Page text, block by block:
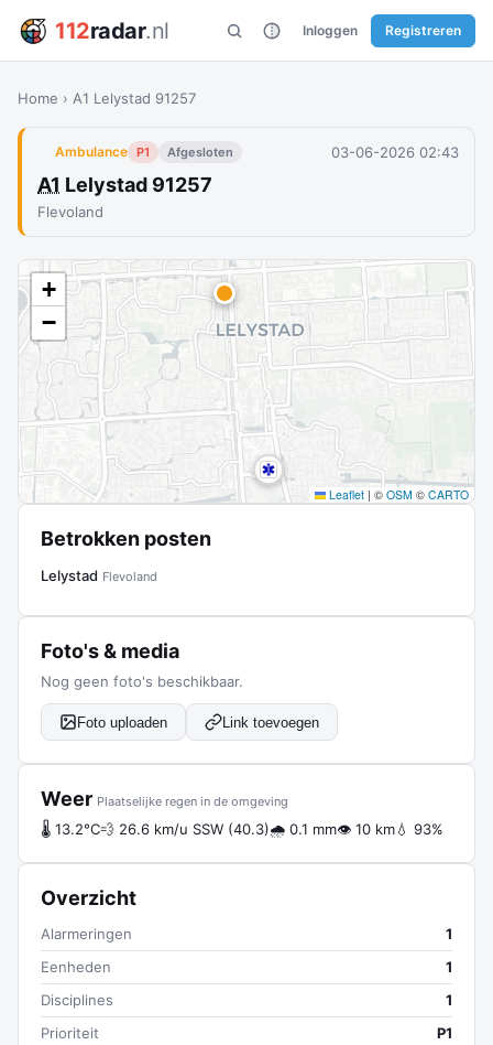
112radar.nl Inloggen Registreren
Home › A1 Lelystad 91257
Ambulance P1 Afgesloten 03-06-2026 02:43
A1 Lelystad 91257
Flevoland
+
−
Leaflet | © OSM © CARTO
Betrokken posten
Lelystad Flevoland
Foto's & media
Nog geen foto's beschikbaar.
Foto uploaden Link toevoegen
Weer Plaatselijke regen in de omgeving
🌡 13.2°C💨 26.6 km/u SSW (40.3)🌧 0.1 mm👁 10 km💧 93%
Overzicht
Alarmeringen
1
Eenheden
1
Disciplines
1
Prioriteit
P1